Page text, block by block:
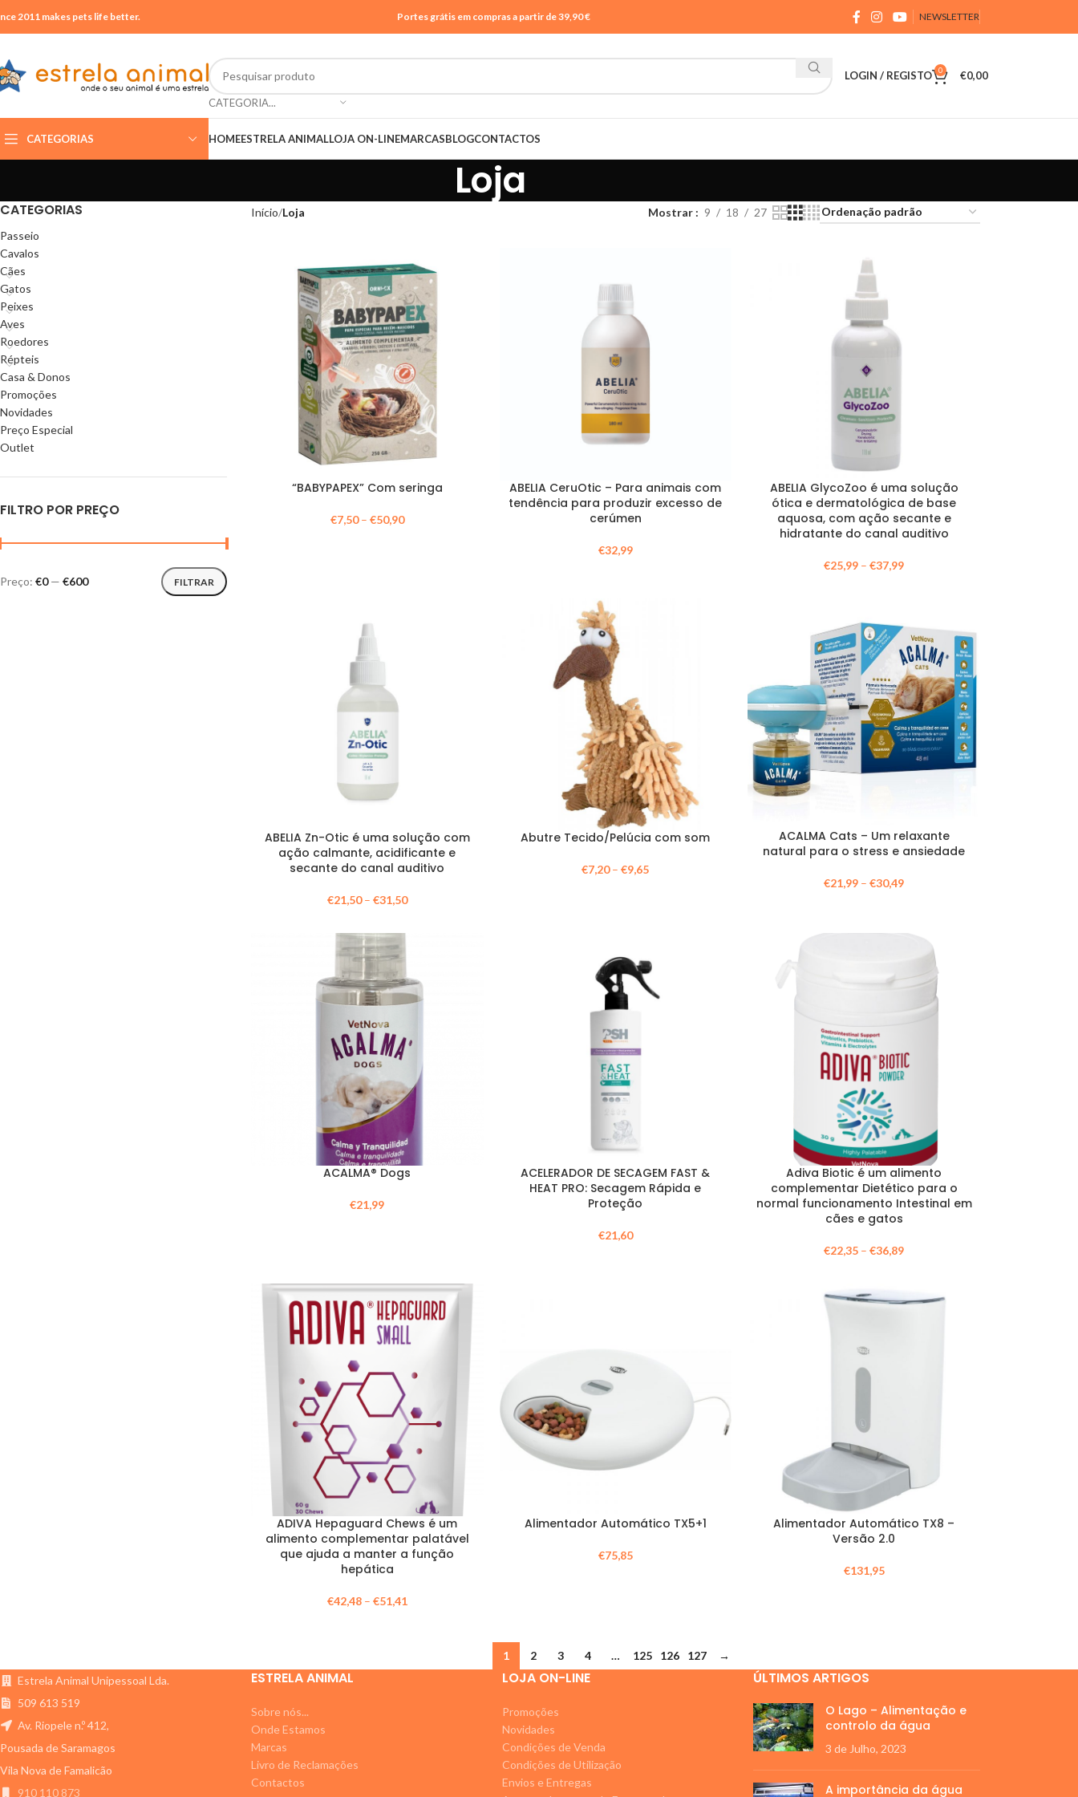
2011 makes pets life better. Portes grátis em compras a partir de 39,90 € NEWSLETTER
CATEGORIA...
LOGIN / REGISTO 0 €0,00
CATEGORIAS HOMEESTRELA ANIMALLOJA ON-LINEMARCASBLOGCONTACTOS
Loja
CATEGORIAS
Passeio
Cavalos
Cães
Gatos
Peixes
Aves
Roedores
Répteis
Casa & Donos
Promoções
Novidades
Preço Especial
Outlet
FILTRO POR PREÇO
FILTRAR
Preço: €0— €600
Início Loja Mostrar 9 18 27
“BABYPAPEX” Com seringa
€7,50– €50,90
ABELIA CeruOtic – Para animais com
tendência para produzir excesso de
cerúmen
€32,99
ABELIA GlycoZoo é uma solução
ótica e dermatológica de base
aquosa, com ação secante e
hidratante do canal auditivo
€25,99 –€37,99
ABELIA Zn-Otic é uma solução com
ação calmante, acidificante e
secante do canal auditivo
€21,50– €31,50
Abutre Tecido/Pelúcia com som
€7,20–€9,65
ACALMA Cats – Um relaxante
natural para o stress e ansiedade
€21,99 –€30,49
ACALMA® Dogs
€21,99
ACELERADOR DE SECAGEM FAST &
HEAT PRO: Secagem Rápida e
Proteção
€21,60
Adiva Biotic é um alimento
complementar Dietético para o
normal funcionamento Intestinal em
cães e gatos
€22,35 –€36,89
ADIVA Hepaguard Chews é um
alimento complementar palatável
que ajuda a manter a função
hepática
€42,48– €51,41
Alimentador Automático TX5+1
€75,85
Alimentador Automático TX8 –
Versão 2.0
€131,95
1 2 3 4 … 125 126 127
→
Estrela Animal Unipessoal Lda.
509 613 519
Av. Riopele n.º 412,
Pousada de Saramagos
Vila Nova de Famalicão
910 110 873
ESTRELA ANIMAL
Sobre nós...
Onde Estamos
Marcas
Livro de Reclamações
Contactos
LOJA ON-LINE
Promoções
Novidades
Condições de Venda
Condições de Utilização
Envios e Entregas
ÚLTIMOS ARTIGOS
O Lago – Alimentação e
controlo da água
3 de Julho, 2023
A importância da água